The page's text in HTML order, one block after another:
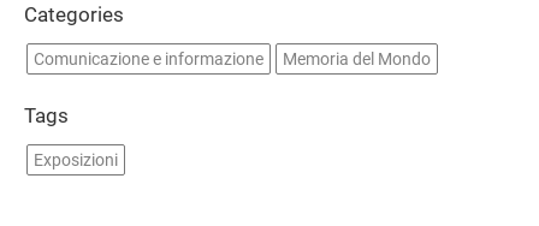
Categories
Comunicazione e informazione Memoria del Mondo
Tags
Exposizioni